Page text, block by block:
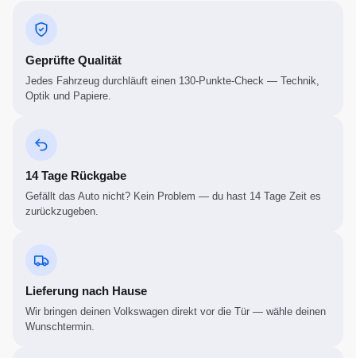
Geprüfte Qualität
Jedes Fahrzeug durchläuft einen 130-Punkte-Check — Technik,
Optik und Papiere.
14 Tage Rückgabe
Gefällt das Auto nicht? Kein Problem — du hast 14 Tage Zeit es
zurückzugeben.
Lieferung nach Hause
Wir bringen deinen Volkswagen direkt vor die Tür — wähle deinen
Wunschtermin.